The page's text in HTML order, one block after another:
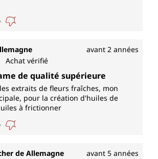
avant 2 années
de 5 sur 5 étoiles
Achat vérifié
de qualité supérieure
extraits de fleurs fraîches, mon
pour la création d'huiles de
à frictionner
de Allemagne avant 5 années